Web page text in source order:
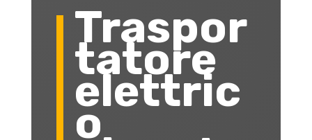
Traspor
tatore
elettric
o